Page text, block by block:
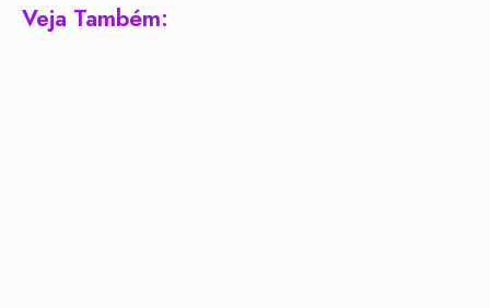
Veja Também: